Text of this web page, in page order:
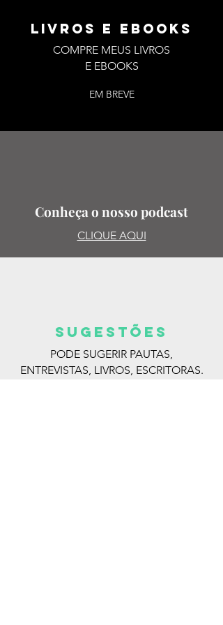
LIVROS E EBOOKS
COMPRE MEUS LIVROS
E EBOOKS
EM BREVE
Conheça o nosso podcast
CLIQUE AQUI
SUGESTões
PODE SUGERIR PAUTAS,
ENTREVISTAS, LIVROS, ESCRITORAS.